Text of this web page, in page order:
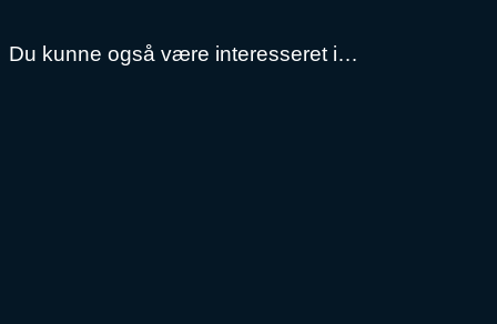
Du kunne også være interesseret i…